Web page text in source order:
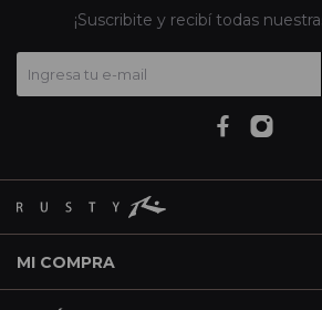
MI COMPRA
¡Suscribite y recibí todas